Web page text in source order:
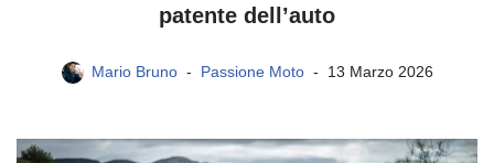
patente dell’auto
Mario Bruno Passione Moto 13 Marzo 2026